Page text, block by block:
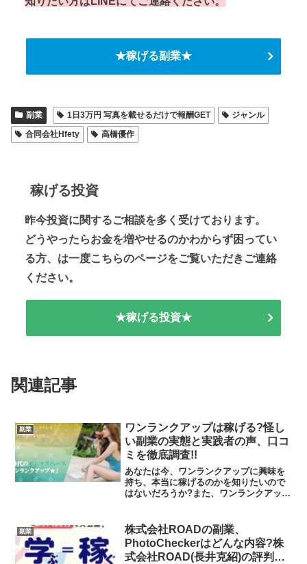
★稼げる副業★
副業 1日3万円 写真を載せるだけで報酬GET
ジャンル
合同会社Hfety
高橋優作
稼げる投資
昨今投資に関するご相談を多く受けております。
どうやったらお金を増やせるのかわからず困ってい
る方、は一度こちらのページをご覧いただきご連絡
ください。
★稼げる投資★
関連記事
副業
ワンランクアップは稼げる?怪し
い副業の実態と実践者の声、口コ
ミを徹底調査!!
あなたは今、ワンランクアップに興味を
持ち、本当に稼げるのかを知りたいので
はないだろうか?また、ワンランクアップ
と、ラインを登録するとよくわからない
副業案件ばかり紹介され...
副業
株式会社ROADの副業、
PhotoCheckerはどんな内容?株
式会社ROAD(長井克紹)の評判と